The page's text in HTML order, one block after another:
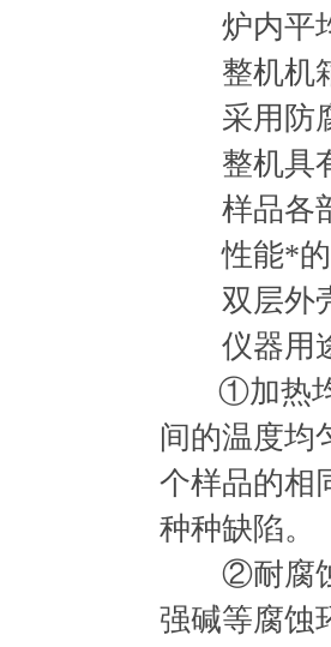
炉内平均
整机机箱
采用防腐
整机具有
样品各部
性能*的
双层外壳
仪器用
①加热均
间的温度均
个样品的相
种种缺陷。
②耐腐蚀
强碱等腐蚀